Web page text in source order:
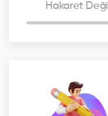
Hakaret Değil